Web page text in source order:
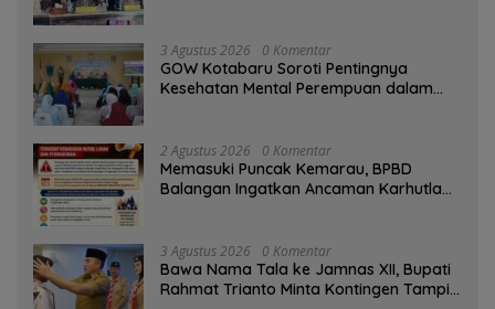
3 Agustus 2026 0 Komentar
GOW Kotabaru Soroti Pentingnya
Kesehatan Mental Perempuan dalam
2 Agustus 2026 0 Komentar
Memasuki Puncak Kemarau, BPBD
Balangan Ingatkan Ancaman Karhutla
3 Agustus 2026 0 Komentar
Bawa Nama Tala ke Jamnas XII, Bupati
Rahmat Trianto Minta Kontingen Tampil